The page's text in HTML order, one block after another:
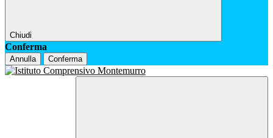
Chiudi
Conferma
Annulla Conferma